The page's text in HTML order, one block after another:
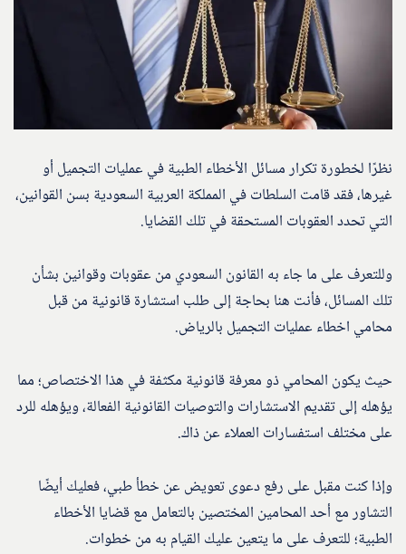
نظرًا لخطورة تكرار مسائل الأخطاء الطبية في عمليات التجميل أو
غيرها، فقد قامت السلطات في المملكة العربية السعودية بسن القوانين،
التي تحدد العقوبات المستحقة في تلك القضايا.
وللتعرف على ما جاء به القانون السعودي من عقوبات وقوانين بشأن
تلك المسائل، فأنت هنا بحاجة إلى طلب استشارة قانونية من قبل
محامي اخطاء عمليات التجميل بالرياض.
حيث يكون المحامي ذو معرفة قانونية مكثفة في هذا الاختصاص؛ مما
يؤهله إلى تقديم الاستشارات والتوصيات القانونية الفعالة، ويؤهله للرد
على مختلف استفسارات العملاء عن ذاك.
وإذا كنت مقبل على رفع دعوى تعويض عن خطأ طبي، فعليك أيضًا
التشاور مع أحد المحامين المختصين بالتعامل مع قضايا الأخطاء
الطبية؛ للتعرف على ما يتعين عليك القيام به من خطوات.